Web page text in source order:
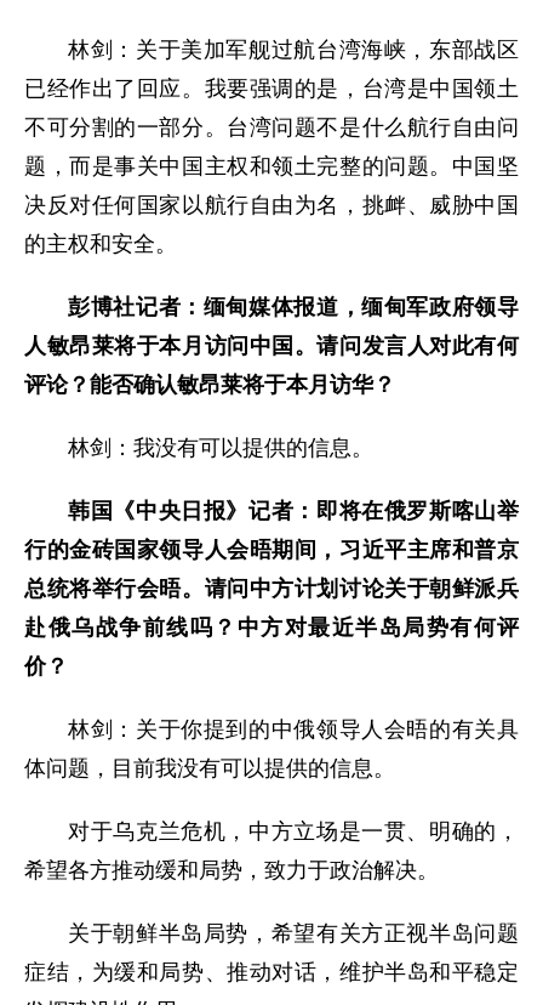
林剑：关于美加军舰过航台湾海峡，东部战区
已经作出了回应。我要强调的是，台湾是中国领土
不可分割的一部分。台湾问题不是什么航行自由问
题，而是事关中国主权和领土完整的问题。中国坚
决反对任何国家以航行自由为名，挑衅、威胁中国
的主权和安全。
彭博社记者：缅甸媒体报道，缅甸军政府领导
人敏昂莱将于本月访问中国。请问发言人对此有何
评论？能否确认敏昂莱将于本月访华？
林剑：我没有可以提供的信息。
韩国《中央日报》记者：即将在俄罗斯喀山举
行的金砖国家领导人会晤期间，习近平主席和普京
总统将举行会晤。请问中方计划讨论关于朝鲜派兵
赴俄乌战争前线吗？中方对最近半岛局势有何评
价？
林剑：关于你提到的中俄领导人会晤的有关具
体问题，目前我没有可以提供的信息。
对于乌克兰危机，中方立场是一贯、明确的，
希望各方推动缓和局势，致力于政治解决。
关于朝鲜半岛局势，希望有关方正视半岛问题
症结，为缓和局势、推动对话，维护半岛和平稳定